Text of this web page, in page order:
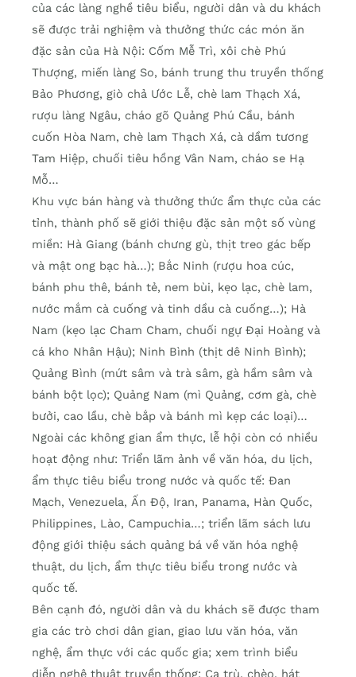
của các làng nghề tiêu biểu, người dân và du khách
sẽ được trải nghiệm và thưởng thức các món ăn
đặc sản của Hà Nội: Cốm Mễ Trì, xôi chè Phú
Thượng, miến làng So, bánh trung thu truyền thống
Bảo Phương, giò chả Ước Lễ, chè lam Thạch Xá,
rượu làng Ngâu, cháo gõ Quảng Phú Cầu, bánh
cuốn Hòa Nam, chè lam Thạch Xá, cà dầm tương
Tam Hiệp, chuối tiêu hồng Vân Nam, cháo se Hạ
Mỗ…
Khu vực bán hàng và thưởng thức ẩm thực của các
tỉnh, thành phố sẽ giới thiệu đặc sản một số vùng
miền: Hà Giang (bánh chưng gù, thịt treo gác bếp
và mật ong bạc hà…); Bắc Ninh (rượu hoa cúc,
bánh phu thê, bánh tẻ, nem bùi, kẹo lạc, chè lam,
nước mắm cà cuống và tinh dầu cà cuống…); Hà
Nam (kẹo lạc Cham Cham, chuối ngự Đại Hoàng và
cá kho Nhân Hậu); Ninh Bình (thịt dê Ninh Bình);
Quảng Bình (mứt sâm và trà sâm, gà hầm sâm và
bánh bột lọc); Quảng Nam (mì Quảng, cơm gà, chè
bưởi, cao lầu, chè bắp và bánh mì kẹp các loại)…
Ngoài các không gian ẩm thực, lễ hội còn có nhiều
hoạt động như: Triển lãm ảnh về văn hóa, du lịch,
ẩm thực tiêu biểu trong nước và quốc tế: Đan
Mạch, Venezuela, Ấn Độ, Iran, Panama, Hàn Quốc,
Philippines, Lào, Campuchia…; triển lãm sách lưu
động giới thiệu sách quảng bá về văn hóa nghệ
thuật, du lịch, ẩm thực tiêu biểu trong nước và
quốc tế.
Bên cạnh đó, người dân và du khách sẽ được tham
gia các trò chơi dân gian, giao lưu văn hóa, văn
nghệ, ẩm thực với các quốc gia; xem trình biểu